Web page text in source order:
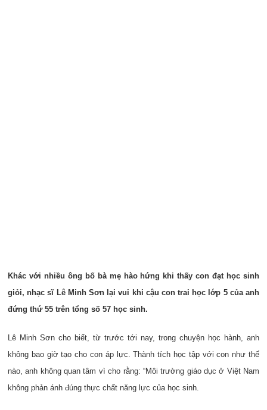
Khác với nhiều ông bố bà mẹ hào hứng khi thấy con đạt học sinh
giỏi, nhạc sĩ Lê Minh Sơn lại vui khi cậu con trai học lớp 5 của anh
đứng thứ 55 trên tổng số 57 học sinh.
Lê Minh Sơn cho biết, từ trước tới nay, trong chuyện học hành, anh
không bao giờ tạo cho con áp lực. Thành tích học tập với con như thế
nào, anh không quan tâm vì cho rằng: “Môi trường giáo dục ở Việt Nam
không phản ánh đúng thực chất năng lực của học sinh.